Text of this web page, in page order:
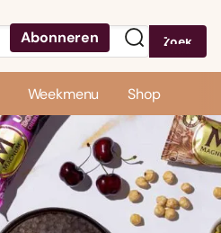
Abonneren Zoek
Weekmenu Shop